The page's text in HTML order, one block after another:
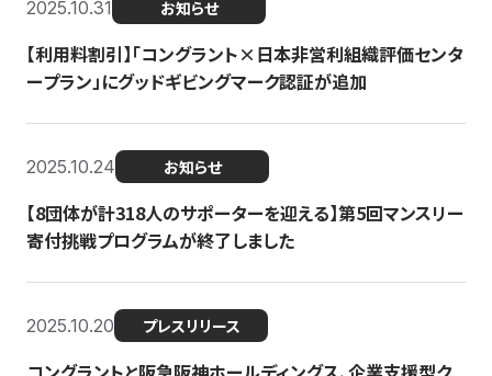
2025.10.31 お知らせ
【利用料割引】「コングラント×日本非営利組織評価センタ
ープラン」にグッドギビングマーク認証が追加
2025.10.24 お知らせ
【8団体が計318人のサポーターを迎える】​​第5回マンスリー
寄付挑戦プログラムが終了しました
2025.10.20 プレスリリース